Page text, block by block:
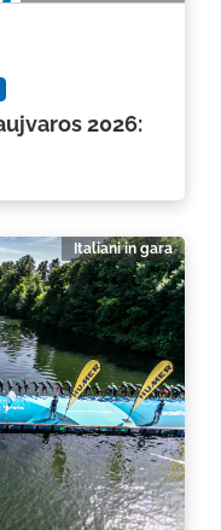
2026:
Italiani in gara